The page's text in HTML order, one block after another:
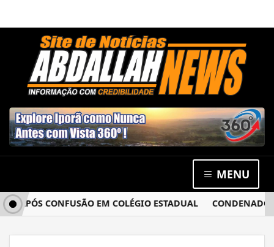
MENU
CONFUSÃO EM COLÉGIO ESTADUAL CONDENADO